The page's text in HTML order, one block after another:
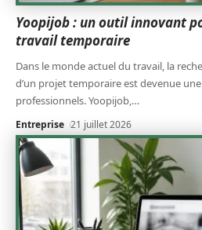
Yoopijob : un outil innovant
travail temporaire
Dans le monde actuel du travail, la
d’un projet temporaire est devenue
professionnels. Yoopijob,…
Entreprise 21 juillet 2026